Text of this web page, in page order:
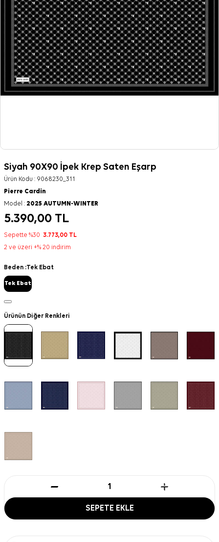
Siyah 90X90 İpek Krep Saten Eşarp
Ürün Kodu : 9068230_311
Pierre Cardin
Model : 2025 AUTUMN-WINTER
5.390,00 TL
Sepette %30 3.773,00 TL
2 ve üzeri +% 20 indirim
Beden :Tek Ebat
Tek Ebat
Ürünün Diğer Renkleri
SEPETE EKLE